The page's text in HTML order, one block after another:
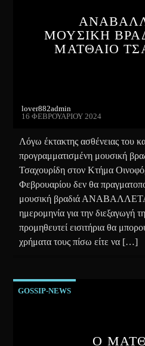
ΜΟΥΣΙΚΗ
ΜΑΤΘΑΙΟ
lover882admin
16 ΦΕΒΡΟΥΑΡΊΟΥ 2024
Λόγω έκτακτης ασθένειας του
προγραμματισμένη μουσική
Τσαχουρίδη στον Κτήμα
Φεβρουαρίου δεν θα
μουσική βραδιά
ημερομηνία για την διεξαγωγή
προμηθευτεί εισιτήρια θα
χρήματα τους πίσω είτε να […]
GOSSIP-NEWS
Ο